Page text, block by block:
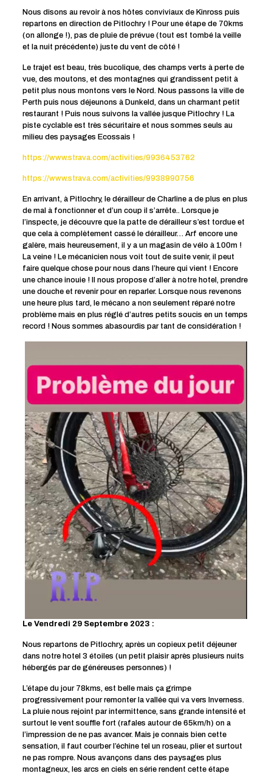
Nous disons au revoir à nos hôtes conviviaux de Kinross puis
repartons en direction de Pitlochry ! Pour une étape de 70kms
(on allonge !), pas de pluie de prévue (tout est tombé la veille
et la nuit précédente) juste du vent de côté !
Le trajet est beau, très bucolique, des champs verts à perte de
vue, des moutons, et des montagnes qui grandissent petit à
petit plus nous montons vers le Nord. Nous passons la ville de
Perth puis nous déjeunons à Dunkeld, dans un charmant petit
restaurant ! Puis nous suivons la vallée jusque Pitlochry ! La
piste cyclable est très sécuritaire et nous sommes seuls au
milieu des paysages Ecossais !
https://www.strava.com/activities/9936453762
https://www.strava.com/activities/9938990756
En arrivant, à Pitlochry, le dérailleur de Charline a de plus en plus
de mal à fonctionner et d’un coup il s’arrête.. Lorsque je
l’inspecte, je découvre que la patte de dérailleur s’est tordue et
que cela à complètement cassé le dérailleur… Arf encore une
galère, mais heureusement, il y a un magasin de vélo à 100m !
La veine ! Le mécanicien nous voit tout de suite venir, il peut
faire quelque chose pour nous dans l’heure qui vient ! Encore
une chance inouie ! Il nous propose d’aller à notre hotel, prendre
une douche et revenir pour en reparler. Lorsque nous revenons
une heure plus tard, le mécano a non seulement réparé notre
problème mais en plus réglé d’autres petits soucis en un temps
record ! Nous sommes abasourdis par tant de considération !
Le Vendredi 29 Septembre 2023 :
Nous repartons de Pitlochry, après un copieux petit déjeuner
dans notre hotel 3 étoiles (un petit plaisir après plusieurs nuits
hébergés par de généreuses personnes) !
L’étape du jour 78kms, est belle mais ça grimpe
progressivement pour remonter la vallée qui va vers Inverness.
La pluie nous rejoint par intermittence, sans grande intensité et
surtout le vent souffle fort (rafales autour de 65km/h) on a
l’impression de ne pas avancer. Mais je connais bien cette
sensation, il faut courber l’échine tel un roseau, plier et surtout
ne pas rompre. Nous avançons dans des paysages plus
montagneux, les arcs en ciels en série rendent cette étape